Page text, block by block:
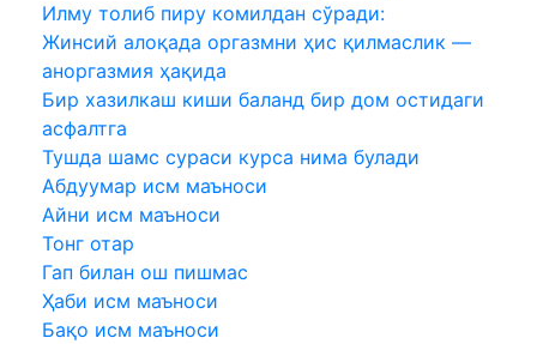
Илму толиб пиру комилдан сўради:
Жинсий алоқада оргазмни ҳис қилмаслик —
аноргазмия ҳақида
Бир хазилкаш киши баланд бир дом остидаги
асфалтга
Тушда шамс сураси курса нима булади
Абдуумар исм маъноси
Айни исм маъноси
Тонг отар
Гап билан ош пишмас
Ҳаби исм маъноси
Бақо исм маъноси